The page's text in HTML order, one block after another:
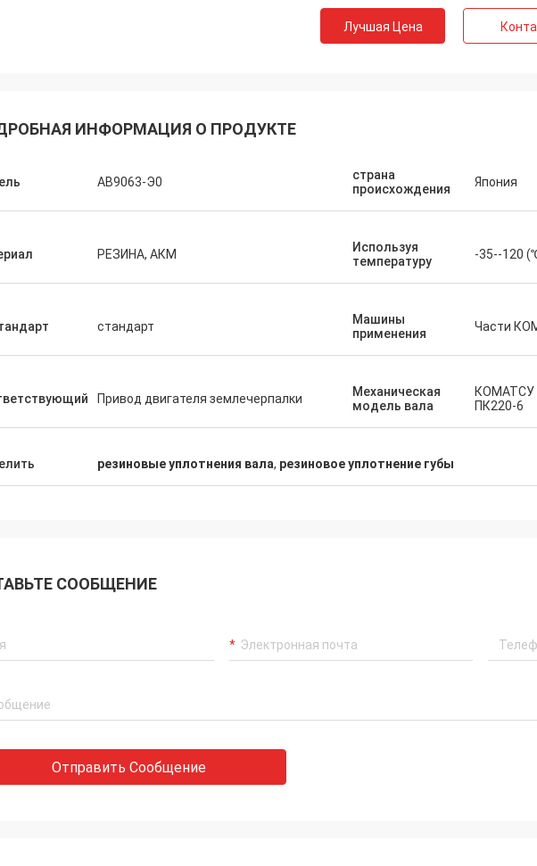
Уилсон Африка
клиенты, вещи все еще как
5 звезд!
Карло
Хороший поставщик, и всегда давать
Лучшая Цена
ИНФОРМАЦИЯ О ПРОДУКТЕ
АВ9063-Э0
страна
происхождения
Япония
РЕЗИНА, АКМ
Используя
температуру
-35--120
стандарт
Машины
применения
Части
Привод двигателя землечерпалки
Механическая
модель вала
КОМАТСУ
ПК220-6
резиновые уплотнения вала, резиновое уплотнение губы
СООБЩЕНИЕ
Отправить Сообщение